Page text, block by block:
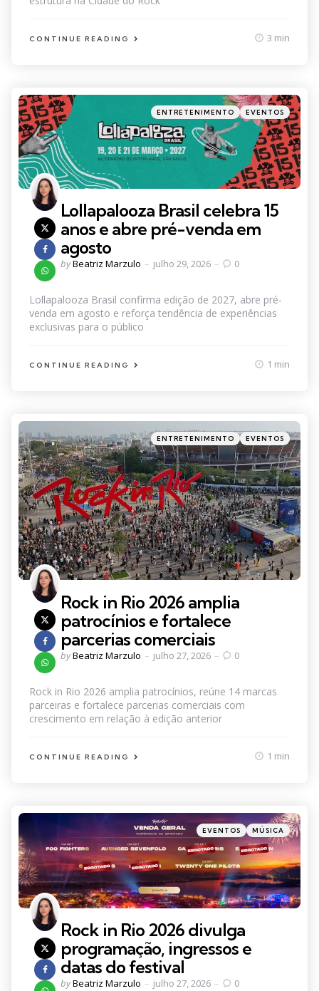
CONTINUE READING 3 min
Categories
Posted
in
ENTRETENIMENTO EVENTOS
Lollapalooza Brasil celebra 15
anos e abre pré-venda em
agosto
Posted
byBeatriz Marzulo julho 29, 2026 0
Lollapalooza Brasil confirma edição de 2027, abre pré-
venda em agosto e reforça tendência de experiências
exclusivas para o público
CONTINUE READING 1 min
Categories
Posted
in
ENTRETENIMENTO EVENTOS
Rock in Rio 2026 amplia
patrocínios e fortalece
parcerias comerciais
Posted
byBeatriz Marzulo julho 27, 2026 0
Rock in Rio 2026 amplia patrocínios, reúne 14 marcas
parceiras e fortalece parcerias comerciais com
crescimento em relação à edição anterior
CONTINUE READING 1 min
Categories
Posted
in
EVENTOS MÚSICA
Rock in Rio 2026 divulga
programação, ingressos e
datas do festival
Posted
byBeatriz Marzulo julho 27, 2026 0